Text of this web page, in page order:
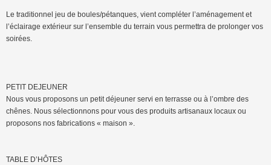
Le traditionnel jeu de boules/pétanques, vient compléter l’aménagement et
l’éclairage extérieur sur l’ensemble du terrain vous permettra de prolonger vos
soirées.
PETIT DEJEUNER
Nous vous proposons un petit déjeuner servi en terrasse ou à l’ombre des
chênes. Nous sélectionnons pour vous des produits artisanaux locaux ou
proposons nos fabrications « maison ».
TABLE D’HÔTES